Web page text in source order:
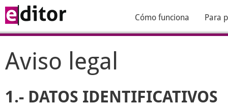
Cómo funciona Para
Aviso legal
1.- DATOS IDENTIFICATIVOS